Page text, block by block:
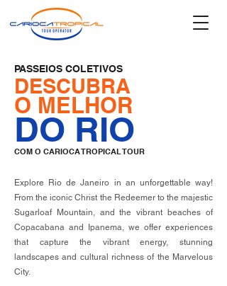
PASSEIOS COLETIVOS
DESCUBRA
O MELHOR
DO RIO
COM O CARIOCA TROPICAL TOUR
Explore Rio de Janeiro in an unforgettable way!
From the iconic Christ the Redeemer to the majestic
Sugarloaf Mountain, and the vibrant beaches of
Copacabana and Ipanema, we offer experiences
that capture the vibrant energy, stunning
landscapes and cultural richness of the Marvelous
City.